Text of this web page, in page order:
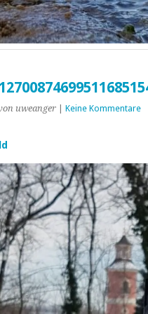
uweanger Keine Kommentare